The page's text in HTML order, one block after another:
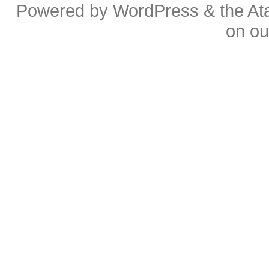
Powered byWordPress & the
on